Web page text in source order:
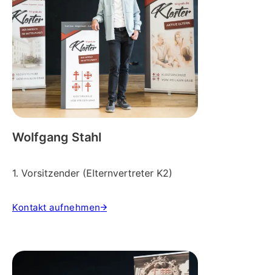
Wolfgang Stahl
1. Vorsitzender (Elternvertreter K2)
Kontakt aufnehmen